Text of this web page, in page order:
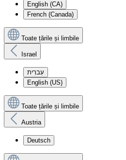
English (CA)
French (Canada)
Toate țările și limbile
Israel
עִברִית
English (US)
Toate țările și limbile
Austria
Deutsch